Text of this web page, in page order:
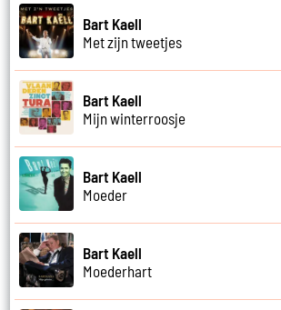
Bart Kaell
Met zijn tweetjes
Bart Kaell
Mijn winterroosje
Bart Kaell
Moeder
Bart Kaell
Moederhart